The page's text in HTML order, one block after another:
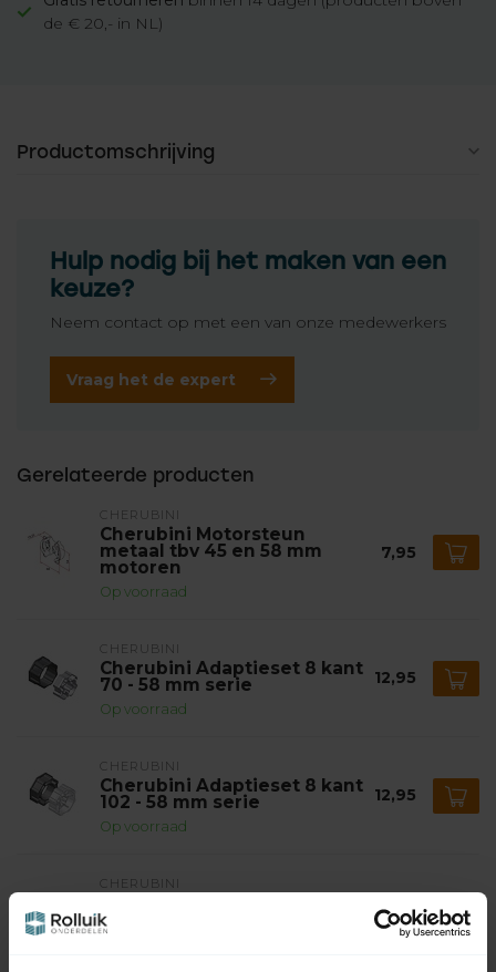
de € 20,- in NL)
Productomschrijving
Hulp nodig bij het maken van een
keuze?
Neem contact op met een van onze medewerkers
Vraag het de expert
Gerelateerde producten
CHERUBINI
Cherubini Motorsteun
metaal tbv 45 en 58 mm
motoren
Op voorraad
7,95
CHERUBINI
Cherubini Adaptieset 8 kant
70 - 58 mm serie
Op voorraad
12,95
CHERUBINI
Cherubini Adaptieset 8 kant
102 - 58 mm serie
Op voorraad
12,95
CHERUBINI
met doekgleuf - 58 mm
serie
11,95